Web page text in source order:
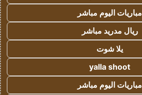
مباريات اليوم مباشر
ريال مدريد مباشر
يلا شوت
yalla shoot
مباريات اليوم مباشر